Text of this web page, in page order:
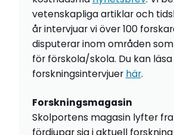
vetenskapliga artiklar och
år intervjuar vi över 100
disputerar inom områden
för förskola/skola. Du kan
forskningsintervjuer här.
Forskningsmagasin
Skolportens magasin lyfter